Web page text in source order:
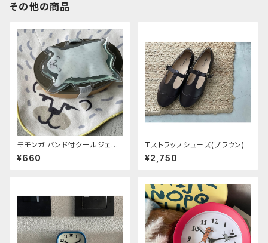
その他の商品
モモンガ バンド付クールジェル
シロクマ
¥660
Tストラップシューズ(ブラウン)
¥2,750